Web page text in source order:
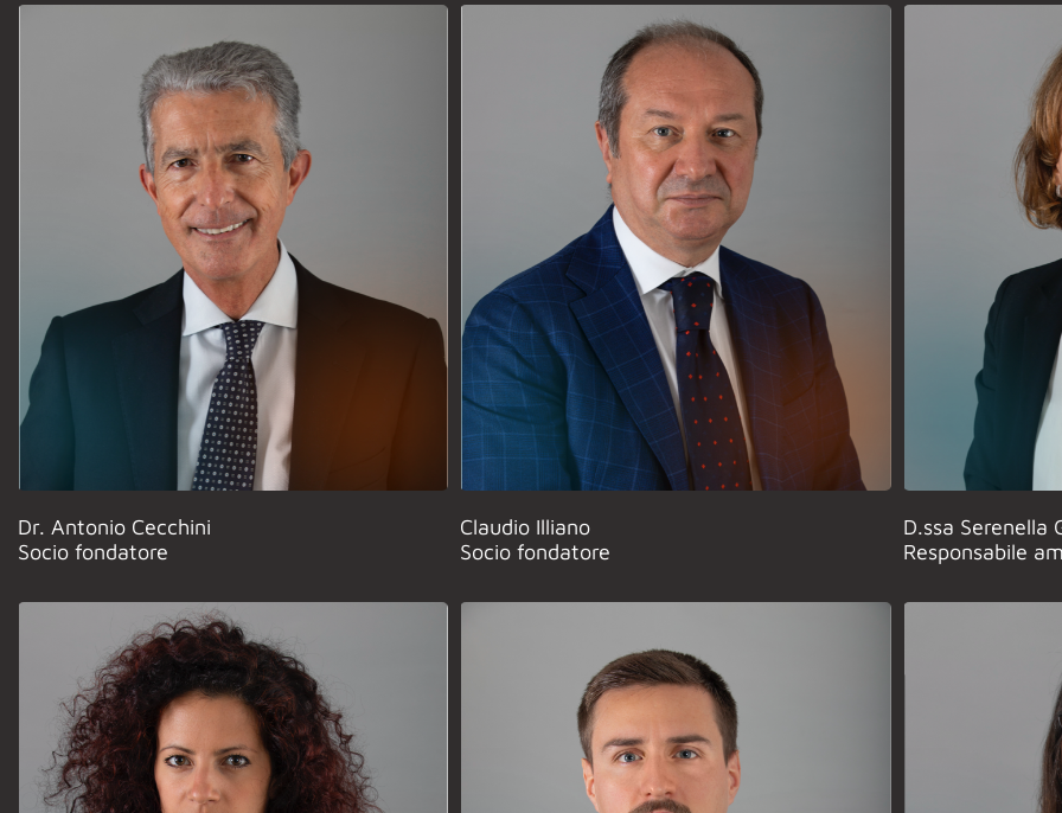
Dr. Antonio Cecchini
Socio fondatore
Claudio Illiano
Socio fondatore
D.ssa Serenella
Responsabile